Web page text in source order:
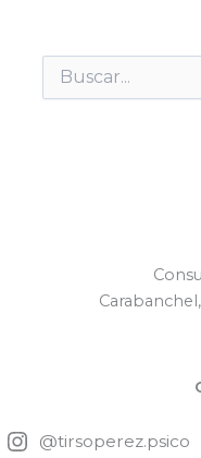
Buscar
por:
@tirsoperez.psico